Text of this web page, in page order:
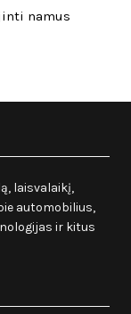
namus
laisvalaikį,
automobilius,
ir kitus